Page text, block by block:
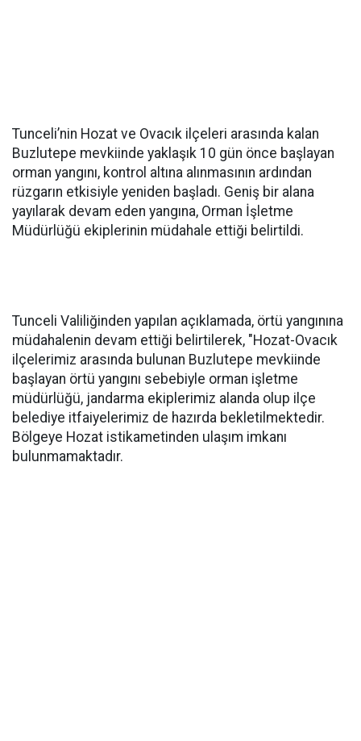
Tunceli’nin Hozat ve Ovacık ilçeleri arasında kalan
Buzlutepe mevkiinde yaklaşık 10 gün önce başlayan
orman yangını, kontrol altına alınmasının ardından
rüzgarın etkisiyle yeniden başladı. Geniş bir alana
yayılarak devam eden yangına, Orman İşletme
Müdürlüğü ekiplerinin müdahale ettiği belirtildi.
Tunceli Valiliğinden yapılan açıklamada, örtü yangınına
müdahalenin devam ettiği belirtilerek, "Hozat-Ovacık
ilçelerimiz arasında bulunan Buzlutepe mevkiinde
başlayan örtü yangını sebebiyle orman işletme
müdürlüğü, jandarma ekiplerimiz alanda olup ilçe
belediye itfaiyelerimiz de hazırda bekletilmektedir.
Bölgeye Hozat istikametinden ulaşım imkanı
bulunmamaktadır.